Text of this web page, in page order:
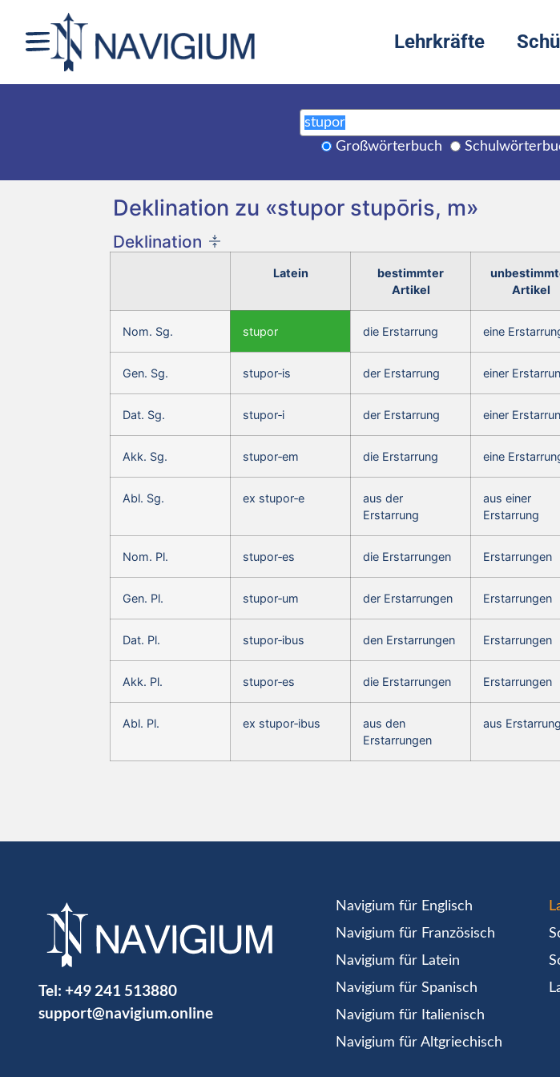
Lehrkräfte
Großwörterbuch
Deklination zu «stupor stupōris, m»
Deklination
Latein
bestimmter
Artikel
Artikel
Nom. Sg. stupor die Erstarrung eine
Gen. Sg. stupor‑is der Erstarrung einer
Dat. Sg. stupor‑i der Erstarrung einer
Akk. Sg. stupor‑em die Erstarrung eine
Abl. Sg. ex stupor‑e
aus der
Erstarrung
aus einer
Erstarrung
Nom. Pl. stupor‑es die Erstarrungen Erstarrungen
Gen. Pl. stupor‑um der Erstarrungen Erstarrungen
Dat. Pl. stupor‑ibus den Erstarrungen Erstarrungen
Akk. Pl. stupor‑es die Erstarrungen Erstarrungen
Abl. Pl. ex stupor‑ibus
aus den
Erstarrungen
aus
Tel: +49 241 513880
support@navigium.online
Navigium für Englisch
Navigium für Französisch
Navigium für Latein
Navigium für Spanisch
Navigium für Italienisch
Navigium für Altgriechisch